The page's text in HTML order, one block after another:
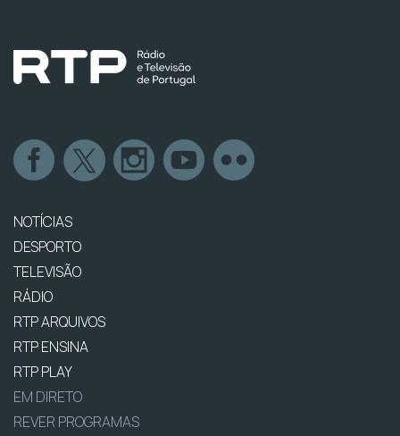
NOTÍCIAS
DESPORTO
TELEVISÃO
RÁDIO
RTP ARQUIVOS
RTP ENSINA
RTP PLAY
EM DIRETO
REVER PROGRAMAS